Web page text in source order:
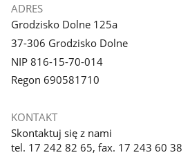
ADRES
Grodzisko Dolne 125a
37-306 Grodzisko Dolne
NIP 816-15-70-014
Regon 690581710
KONTAKT
Skontaktuj się z nami
tel. 17 242 82 65, fax. 17 243 60 38